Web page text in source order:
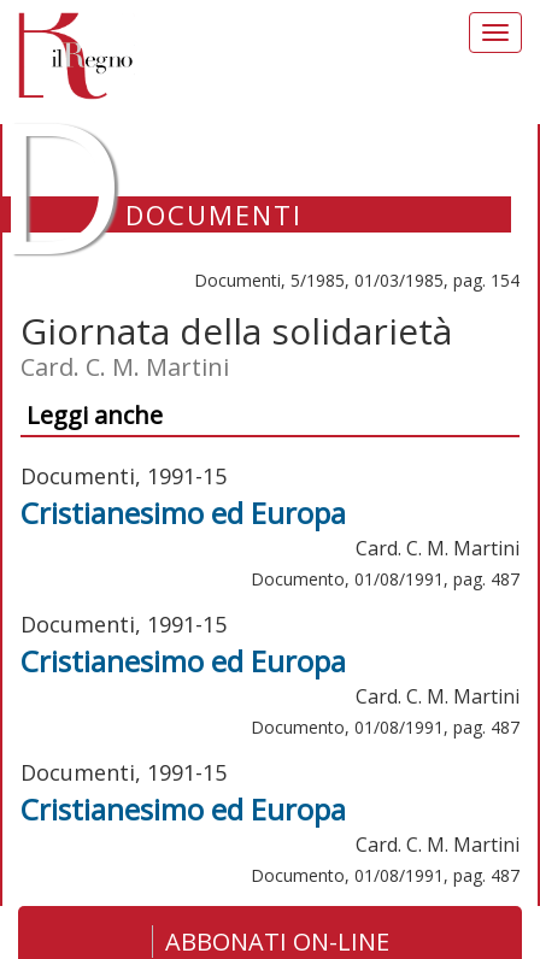
DOCUMENTI
Documenti, 5/1985, 01/03/1985, pag. 154
Giornata della solidarietà
Card. C. M. Martini
Leggi anche
Documenti, 1991-15
Cristianesimo ed Europa
Card. C. M. Martini
Documento, 01/08/1991, pag. 487
Documenti, 1991-15
Cristianesimo ed Europa
Card. C. M. Martini
Documento, 01/08/1991, pag. 487
Documenti, 1991-15
Cristianesimo ed Europa
Card. C. M. Martini
Documento, 01/08/1991, pag. 487
ABBONATI ON-LINE